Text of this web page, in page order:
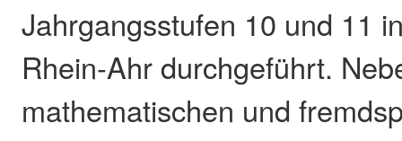
Jahrgangsstufen 10 und 11
Rhein-Ahr durchgeführt.
mathematischen und